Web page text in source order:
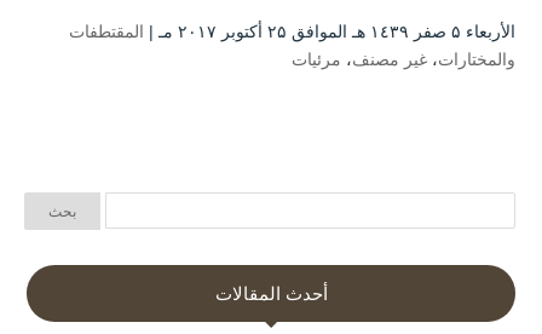
الأربعاء ۵ صفر ۱٤۳۹ هـ الموافق ۲۵ أكتوبر ۲۰۱۷ مـ |
المقتطفات
والمختارات، غير مصنف، مرئيات
أحدث المقالات